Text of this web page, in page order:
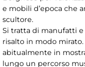
e mobili d’epoca che
scultore.
Si tratta di manufatti
risalto in modo
abitualmente in
lungo un percorso